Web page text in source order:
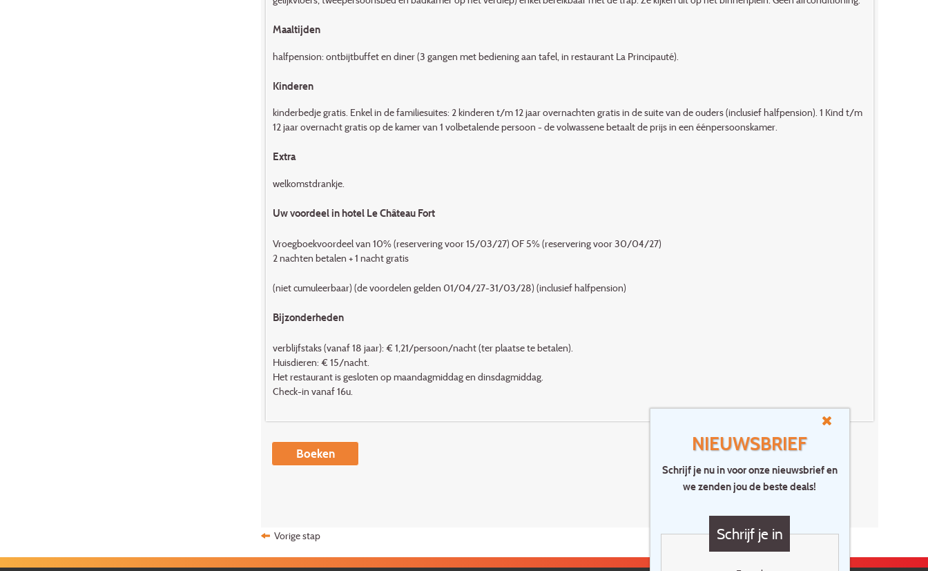
NIEUWSBRIEF
Schrijf je nu in voor onze nieuwsbrief en
we zenden jou de beste deals!
Schrijf je in
Maaltijden
halfpension: ontbijtbuffet en diner (3 gangen met bedie­ning aan tafel, in restaurant La Principauté).
Kinderen
kinderbedje gratis. Enkel in de familiesuites: 2 kinderen t/m 12 jaar overnachten gratis in de suite van de ouders (inclusief halfpension). 1 Kind t/m
12 jaar overnacht gratis op de kamer van 1 volbetalende persoon - de vol­was­sene betaalt de prijs in een éénpersoonskamer.
Extra
welkomstdrankje.
Uw voordeel in hotel Le Château Fort
Vroegboekvoordeel van 10% (reservering voor 15/03/27) OF 5% (reservering voor 30/04/27)
2 nachten betalen + 1 nacht gratis
(niet cumuleerbaar) (de voordelen gelden 01/04/27-31/03/28) (inclusief halfpension)
Bijzonderheden
verblijfstaks (vanaf 18 jaar): € 1,21/persoon/nacht (ter plaatse te betalen).
Huisdieren: € 15/nacht.
Het restaurant is gesloten op maandagmiddag en dinsdagmiddag.
Check-in vanaf 16u.
Boeken
Vorige stap